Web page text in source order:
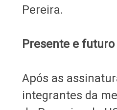
Pereira.
Presente e futuro
Após as
integrantes da